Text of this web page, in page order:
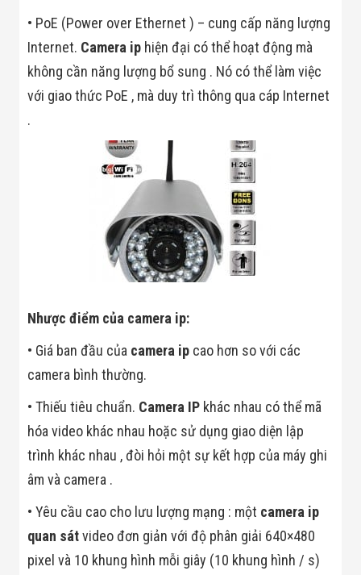
Tương Tác
Màn Hình LED
Thiết Bị Chống
Ghi Âm
Máy X-Ray
Thực Phẩm
Máy Kiểm Tra
Flycam
Robot Tự Hành
Robot AI
THIẾT BỊ KIỂM
Máy Soi Hành
Lý (X-Ray)
Cổng Phân Làn
Tự Động
• PoE (Power over Ethernet ) – cung cấp năng lượng
Internet. Camera ip hiện đại có thể hoạt động mà
không cần năng lượng bổ sung . Nó có thể làm việc
với giao thức PoE , mà duy trì thông qua cáp Internet
.
Nhược điểm của camera ip:
• Giá ban đầu của camera ip cao hơn so với các
camera bình thường.
• Thiếu tiêu chuẩn. Camera IP khác nhau có thể mã
hóa video khác nhau hoặc sử dụng giao diện lập
trình khác nhau , đòi hỏi một sự kết hợp của máy ghi
âm và camera .
• Yêu cầu cao cho lưu lượng mạng : một camera ip
quan sátvideo đơn giản với độ phân giải 640×480
pixel và 10 khung hình mỗi giây (10 khung hình / s)